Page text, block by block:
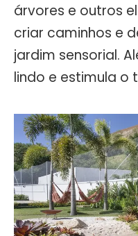
árvores e outros
criar caminhos e
jardim sensorial.
lindo e estimula o